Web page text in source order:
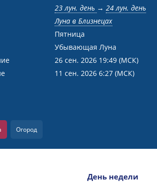
23 лун. день → 24 лун. день
Луна в Близнецах
Пятница
Убывающая Луна
26 сен. 2026 19:49 (МСК)
11 сен. 2026 6:27 (МСК)
Огород
День недели